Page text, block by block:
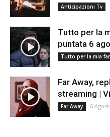
Anticipazioni Tv
Tutto per la
puntata 6
Tutto per la mia
Far Away,
streaming |
Far Away 6